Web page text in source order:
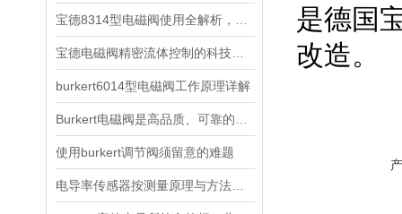
burkert6014型电磁阀工作原理详解
使用burkert调节阀须留意的难题
是德国
改造。